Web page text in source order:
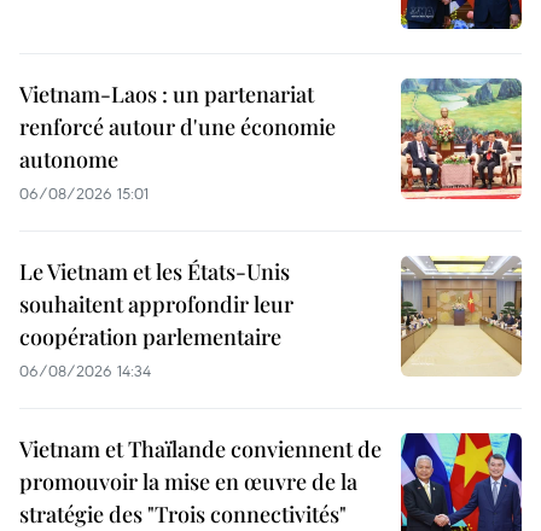
Vietnam-Laos : un partenariat
renforcé autour d'une économie
autonome
06/08/2026 15:01
Le Vietnam et les États-Unis
souhaitent approfondir leur
coopération parlementaire
06/08/2026 14:34
Vietnam et Thaïlande conviennent de
promouvoir la mise en œuvre de la
stratégie des "Trois connectivités"